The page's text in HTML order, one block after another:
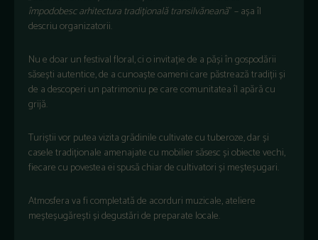
împodobescarhitectura tradițională transilvăneană” –așaîl
descriuorganizatorii.
Nu edoar un festival floral, cioinvitațiede a pășiîngospodării
săsești autentice, de acunoașteoamenicare păstreazătradițiiși
de adescoperi un patrimoniu pecarecomunitateaîl apărăcu
grijă.
Turiștiivor puteavizitagrădinilecultivate cutuberoze,darși
caseletradiționale amenajatecu mobiliersăsescșiobiectevechi,
fiecarecu povesteaeispusăchiardecultivatoriși meșteșugari.
Atmosferavaficompletatăde acorduri muzicale,ateliere
meșteșugăreștișidegustăride preparate locale.